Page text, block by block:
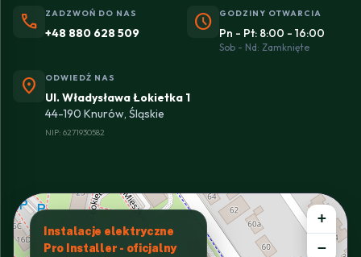
phone ZADZWOŃ DO NAS
+48 880 628 509 schedule GODZINY OTWARCIA
Pn - Pt: 8:00 - 16:00
Sob - Nd: Zamknięte
location_on ODWIEDŹ NAS
Ul. Władysława Łokietka 1
44-190 Knurów, Śląskie
NIP: 6271930582
Instalacje elektryczne
Pro Installer - oficjalny
+
−